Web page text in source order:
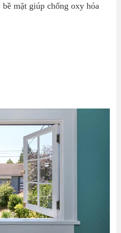
mặt giúp chống oxy hóa